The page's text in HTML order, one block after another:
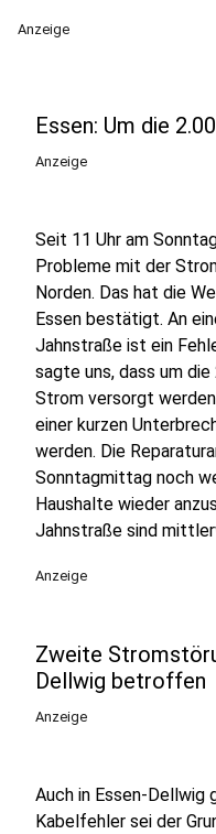
Anzeige
Essen: Um die
Anzeige
Seit 11 Uhr am
Probleme mit der
Norden. Das hat die
Essen bestätigt. An
Jahnstraße ist ein
sagte uns, dass um
Strom versorgt
einer kurzen
werden. Die
Sonntagmittag noch
Haushalte wieder
Jahnstraße sind
Anzeige
Zweite
Dellwig betroffen
Anzeige
Auch in Essen-Dellwig
Kabelfehler sei der